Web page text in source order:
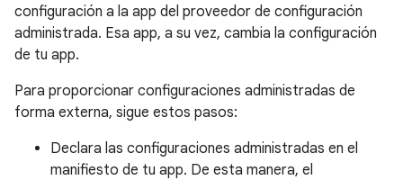
configuración a la app del proveedor de configuración
administrada. Esa app, a su vez, cambia la configuración
de tu app.
Para proporcionar configuraciones administradas de
forma externa, sigue estos pasos:
Declara las configuraciones administradas en el
manifiesto de tu app. De esta manera, el